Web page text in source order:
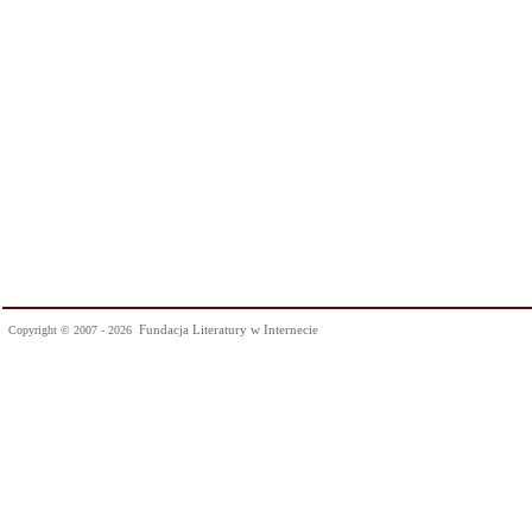
Copyright © 2007 - 2026 Fundacja Literatury w Internecie